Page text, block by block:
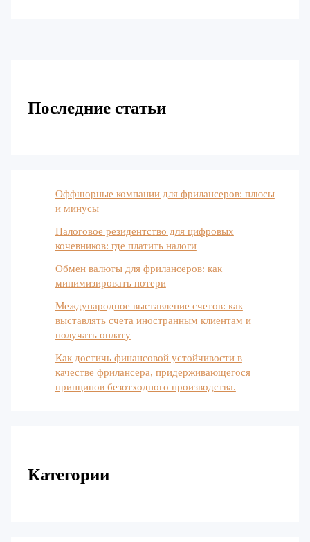
Последние статьи
Оффшорные компании для фрилансеров: плюсы
и минусы
Налоговое резидентство для цифровых
кочевников: где платить налоги
Обмен валюты для фрилансеров: как
минимизировать потери
Международное выставление счетов: как
выставлять счета иностранным клиентам и
получать оплату
Как достичь финансовой устойчивости в
качестве фрилансера, придерживающегося
принципов безотходного производства.
Категории